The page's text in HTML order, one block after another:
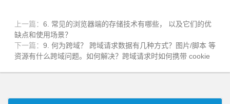
上一篇： 6. 常见的浏览器端的存储技术有哪些， 以及它们的优
缺点和使用场景？
下一篇： 9. 何为跨域？ 跨域请求数据有几种方式？图片/脚本 等
资源有什么跨域问题。如何解决？跨域请求时如何携带 cookie